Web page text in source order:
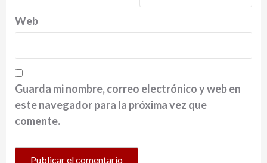
Web
Guarda mi nombre, correo electrónico y web en
este navegador para la próxima vez que
comente.